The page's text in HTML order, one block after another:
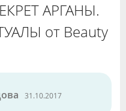
АРГАНЫ.
от Beauty
31.10.2017